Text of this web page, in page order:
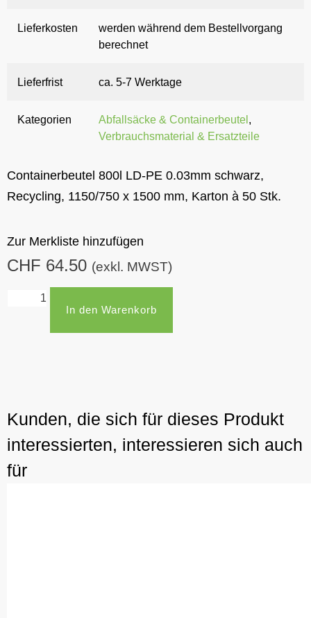
Lieferkosten
werden während dem Bestellvorgang
berechnet
Lieferfrist ca. 5-7 Werktage
Kategorien Abfallsäcke & Containerbeutel ,
Verbrauchsmaterial & Ersatzteile
Containerbeutel 800l LD-PE 0.03mm schwarz,
Recycling, 1150/750 x 1500 mm, Karton à 50 Stk.
Zur Merkliste hinzufügen
CHF 64.50 (exkl. MWST)
In den Warenkorb
Kunden, die sich für dieses Produkt
interessierten, interessieren sich auch
für